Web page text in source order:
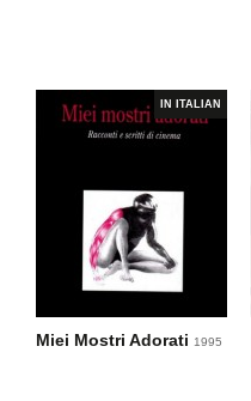
IN ITALIAN
Miei Mostri Adorati 1995